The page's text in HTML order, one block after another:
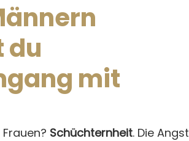
du
mit
Schüchternheit. Die Angst